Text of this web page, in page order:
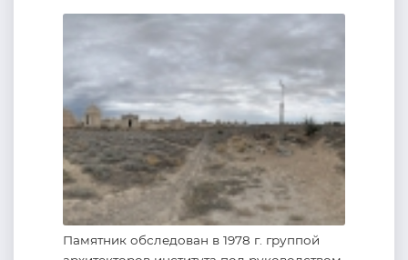
Памятник обследован в 1978 г. группой